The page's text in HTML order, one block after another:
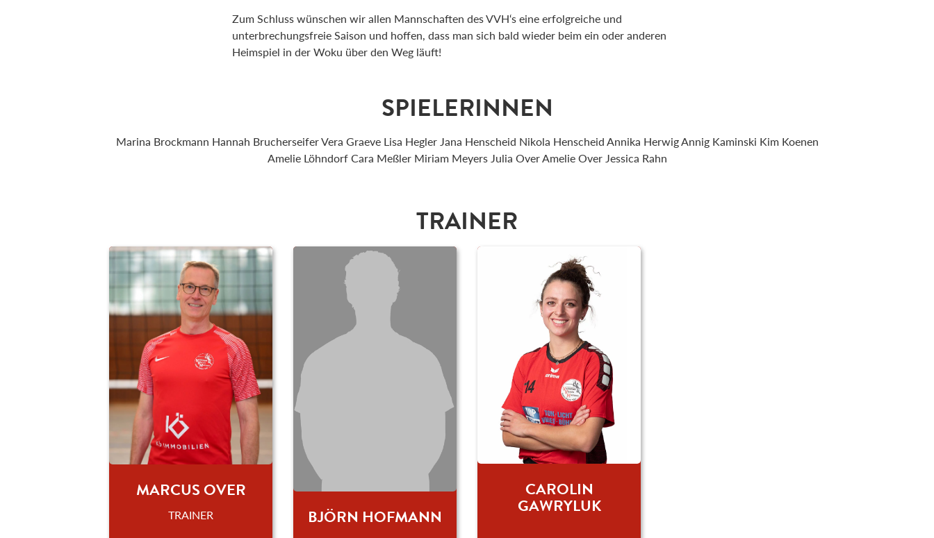
Zum Schluss wünschen wir allen Mannschaften des VVH‘s eine erfolgreiche und
unterbrechungsfreie Saison und hoffen, dass man sich bald wieder beim ein oder anderen
Heimspiel in der Woku über den Weg läuft!
SPIELERINNEN
Marina Brockmann Hannah Brucherseifer Vera Graeve Lisa Hegler Jana Henscheid Nikola Henscheid Annika Herwig Annig Kaminski Kim Koenen
Amelie Löhndorf Cara Meßler Miriam Meyers Julia Over Amelie Over Jessica Rahn
TRAINER
MARCUS OVER
TRAINER BJÖRN HOFMANN
CAROLIN
GAWRYLUK